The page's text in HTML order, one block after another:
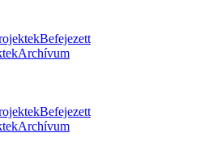
Befejezett
Archívum
Befejezett
Archívum